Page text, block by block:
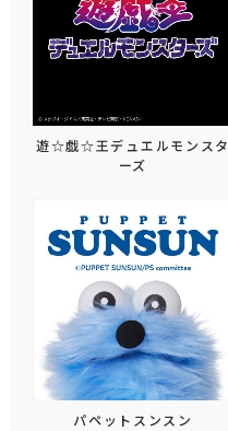
遊☆戯☆王デュエルモンスタ
ーズ
パペットスンスン